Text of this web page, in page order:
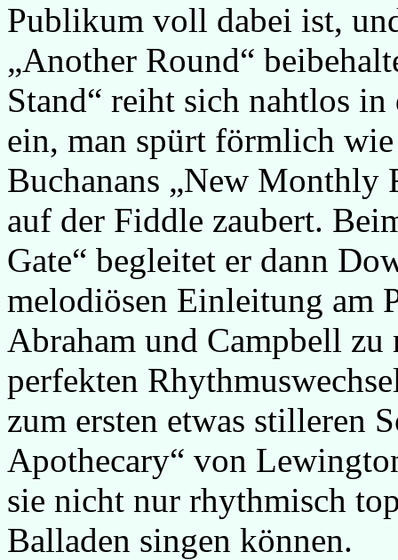
Publikum voll dabei ist,
„Another Round“
Stand“ reiht sich nahtlos
ein, man spürt förmlich
Buchanans „New Monthly
auf der Fiddle zaubert.
Gate“ begleitet er dann
melodiösen Einleitung am
Abraham und Campbell
perfekten
zum ersten etwas stilleren
Apothecary“ von
sie nicht nur rhythmisch
Balladen singen können.